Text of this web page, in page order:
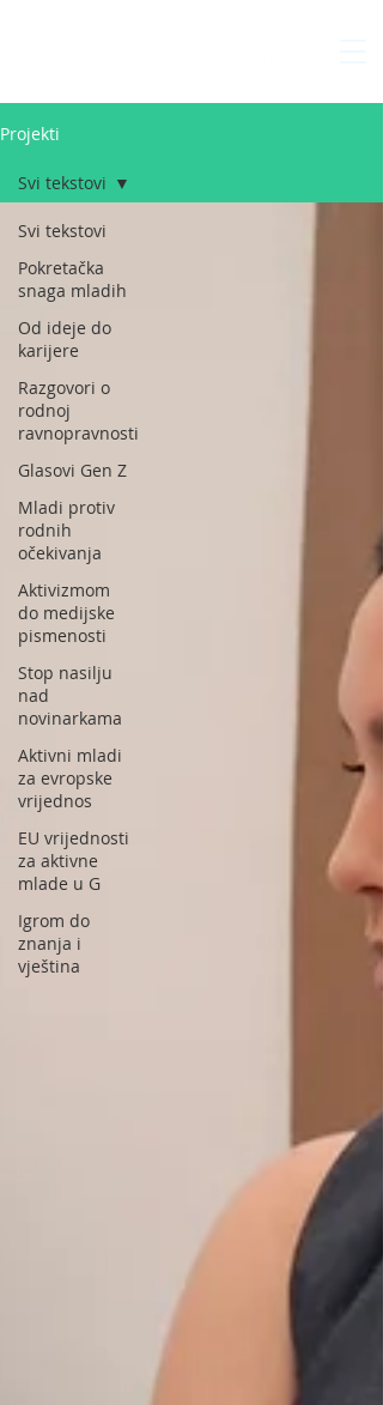
Projekti
Svi tekstovi
Pokretačka
snaga mladih
Od ideje do
karijere
Razgovori o
rodnoj
ravnopravnosti
Glasovi Gen Z
Mladi protiv
rodnih
očekivanja
Aktivizmom
do medijske
pismenosti
Stop nasilju
nad
novinarkama
Aktivni mladi
za evropske
vrijednos
EU vrijednosti
za aktivne
mlade u G
Igrom do
znanja i
vještina
Svi tekstovi